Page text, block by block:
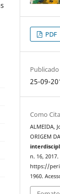
PDF
Publicado
25-09-
Como
ALMEIDA,
ORIGEM
n. 16,
https://
1960.